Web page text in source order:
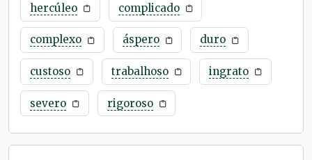
hercúleo complicado
complexo áspero duro
custoso trabalhoso ingrato
severo rigoroso